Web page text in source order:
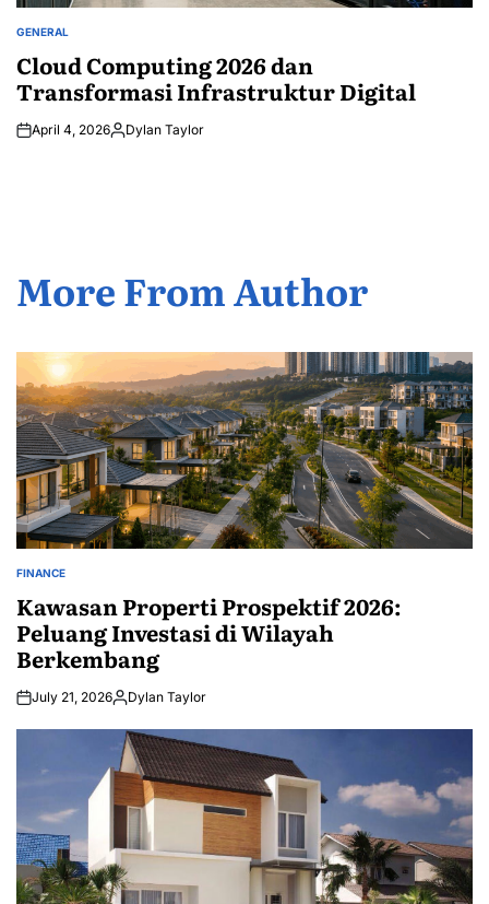
POSTED
GENERAL
Cloud Computing 2026 dan
Transformasi Infrastruktur Digital
April 4, 2026Posted
Dylan Taylor
More From Author
POSTED
FINANCE
Kawasan Properti Prospektif 2026:
Peluang Investasi di Wilayah
Berkembang
July 21, 2026Posted
Dylan Taylor